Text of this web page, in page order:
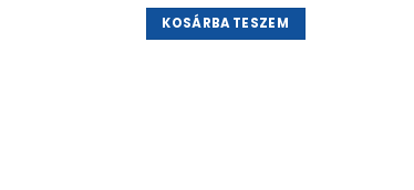
KOSÁRBA TESZEM